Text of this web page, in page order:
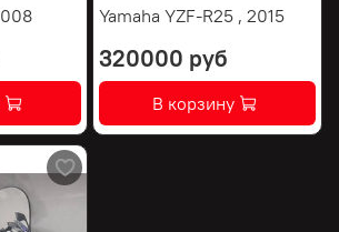
Yamaha YZF-R25 , 2015
320000 руб
В корзину